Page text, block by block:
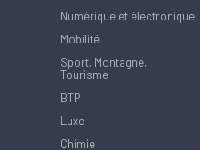
Numérique et électronique
Mobilité
Sport, Montagne,
Tourisme
BTP
Luxe
Chimie